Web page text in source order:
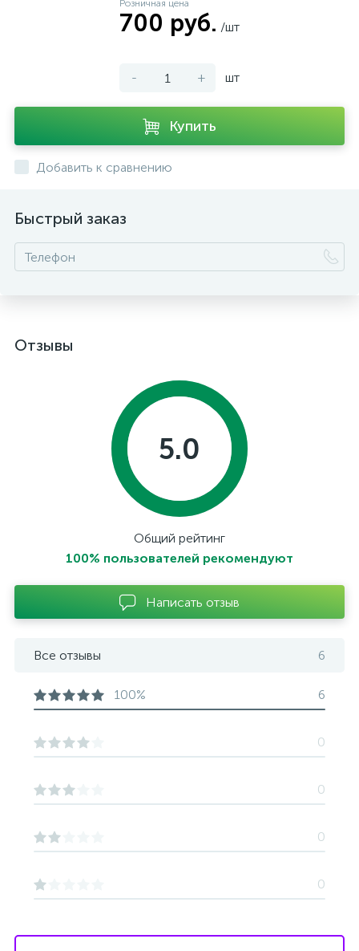
Розничная цена
700 руб. /шт
- + шт
Купить
Добавить к сравнению
Быстрый заказ
Отзывы
5.0
Общий рейтинг
100% пользователей рекомендуют
Написать отзыв
Все отзывы 6
100% 6
0
0
0
0